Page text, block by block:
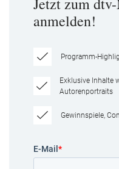
anmelden!
Programm-
Exklusive Inhalte
Autorenportraits
Gewinnspiele,
E-Mail *